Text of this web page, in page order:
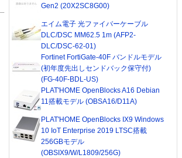
Gen2 (20X2SC8G00)
エイム電子 光ファイバーケーブル
DLC/DSC MM62.5 1m (AFP2-
DLC/DSC-62-01)
Fortinet FortiGate-40F バンドルモデル
(初年度先出しセンドバック保守付)
(FG-40F-BDL-US)
PLAT'HOME OpenBlocks A16 Debian
11搭載モデル (OBSA16/D11A)
PLAT'HOME OpenBlocks IX9 Windows
10 IoT Enterprise 2019 LTSC搭載
256GBモデル
(OBSIX9/W/L1809/256G)